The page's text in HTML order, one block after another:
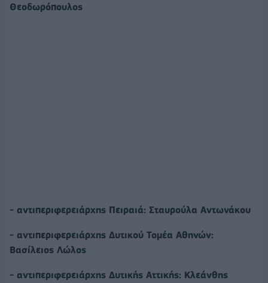
Θεοδωρόπουλος
- αντιπεριφερειάρχης Πειραιά: Σταυρούλα Αντωνάκου
- αντιπεριφερειάρχης Δυτικού Τομέα Αθηνών:
Βασίλειος Λώλος
- αντιπεριφερειάρχης Δυτικής Αττικής: Κλεάνθης